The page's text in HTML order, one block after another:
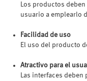
Los productos
usuario a emplearlo
Facilidad de uso
El uso del producto
Atractivo para el
Las interfaces